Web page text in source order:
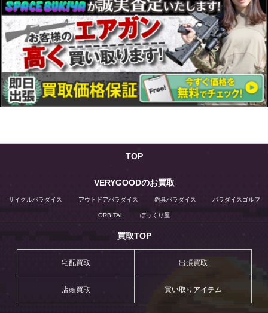
TOP
VERYGOODのお買取
サイクルパラダイス アウトドアパラダイス 釣具パラダイス パラダイスゴルフ
ORBITAL ぼっくり屋
買取TOP
宅配買取 出張買取
店頭買取 買い取りアイテム